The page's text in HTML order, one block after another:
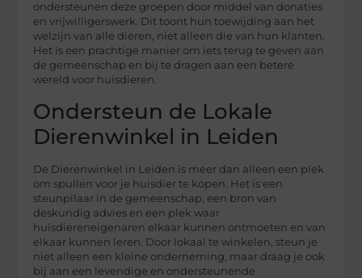
ondersteunen deze groepen door middel van donaties
en vrijwilligerswerk. Dit toont hun toewijding aan het
welzijn van alle dieren, niet alleen die van hun klanten.
Het is een prachtige manier om iets terug te geven aan
de gemeenschap en bij te dragen aan een betere
wereld voor huisdieren.
Ondersteun de Lokale
Dierenwinkel in Leiden
De Dierenwinkel in Leiden is meer dan alleen een plek
om spullen voor je huisdier te kopen. Het is een
steunpilaar in de gemeenschap, een bron van
deskundig advies en een plek waar
huisdiereneigenaren elkaar kunnen ontmoeten en van
elkaar kunnen leren. Door lokaal te winkelen, steun je
niet alleen een kleine onderneming, maar draag je ook
bij aan een levendige en ondersteunende